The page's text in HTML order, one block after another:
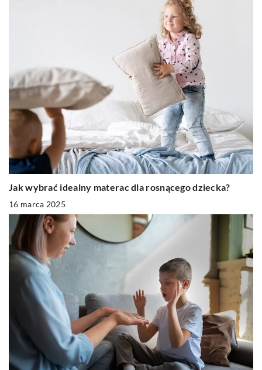
Jak wybrać idealny materac dla rosnącego dziecka?
16 marca 2025